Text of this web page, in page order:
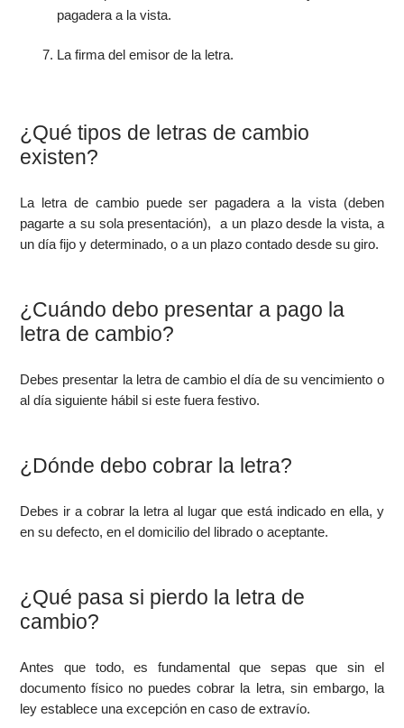
pagadera a la vista.
La firma del emisor de la letra.
¿Qué tipos de letras de cambio
existen?
La letra de cambio puede ser pagadera a la vista (deben
pagarte a su sola presentación), a un plazo desde la vista, a
un día fijo y determinado, o a un plazo contado desde su giro.
¿Cuándo debo presentar a pago la
letra de cambio?
Debes presentar la letra de cambio el día de su vencimiento o
al día siguiente hábil si este fuera festivo.
¿Dónde debo cobrar la letra?
Debes ir a cobrar la letra al lugar que está indicado en ella, y
en su defecto, en el domicilio del librado o aceptante.
¿Qué pasa si pierdo la letra de
cambio?
Antes que todo, es fundamental que sepas que sin el
documento físico no puedes cobrar la letra, sin embargo, la
ley establece una excepción en caso de extravío.